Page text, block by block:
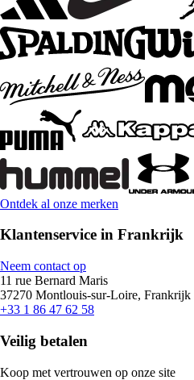
Ontdek al onze merken
Klantenservice in Frankrijk
Neem contact op
11 rue Bernard Maris
37270 Montlouis-sur-Loire, Frankrijk
+33 1 86 47 62 58
Veilig betalen
Koop met vertrouwen op onze site